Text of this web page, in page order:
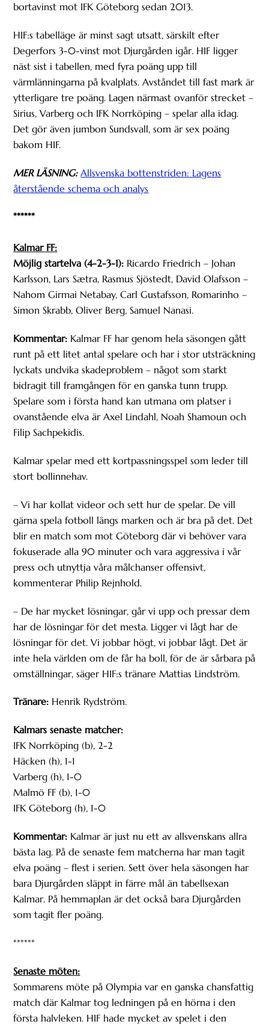
bortavinst mot IFK Göteborg sedan 2013.
HIF:s tabelläge är minst sagt utsatt, särskilt efter
Degerfors 3-0-vinst mot Djurgården igår. HIF ligger
näst sist i tabellen, med fyra poäng upp till
värmlänningarna på kvalplats. Avståndet till fast mark är
ytterligare tre poäng. Lagen närmast ovanför strecket –
Sirius, Varberg och IFK Norrköping – spelar alla idag.
Det gör även jumbon Sundsvall, som är sex poäng
bakom HIF.
MER LÄSNING: Allsvenska bottenstriden: Lagens
återstående schema och analys
******
Kalmar FF:
Möjlig startelva (4-2-3-1): Ricardo Friedrich – Johan
Karlsson, Lars Sætra, Rasmus Sjöstedt, David Olafsson –
Nahom Girmai Netabay, Carl Gustafsson, Romarinho –
Simon Skrabb, Oliver Berg, Samuel Nanasi.
Kommentar: Kalmar FF har genom hela säsongen gått
runt på ett litet antal spelare och har i stor utsträckning
lyckats undvika skadeproblem – något som starkt
bidragit till framgången för en ganska tunn trupp.
Spelare som i första hand kan utmana om platser i
ovanstående elva är Axel Lindahl, Noah Shamoun och
Filip Sachpekidis.
Kalmar spelar med ett kortpassningsspel som leder till
stort bollinnehav.
– Vi har kollat videor och sett hur de spelar. De vill
gärna spela fotboll längs marken och är bra på det. Det
blir en match som mot Göteborg där vi behöver vara
fokuserade alla 90 minuter och vara aggressiva i vår
press och utnyttja våra målchanser offensivt,
kommenterar Philip Rejnhold.
– De har mycket lösningar, går vi upp och pressar dem
har de lösningar för det mesta. Ligger vi lågt har de
lösningar för det. Vi jobbar högt, vi jobbar lågt. Det är
inte hela världen om de får ha boll, för de är sårbara på
omställningar, säger HIF:s tränare Mattias Lindström.
Tränare: Henrik Rydström.
Kalmars senaste matcher:
IFK Norrköping (b), 2-2
Häcken (h), 1-1
Varberg (h), 1-0
Malmö FF (b), 1-0
IFK Göteborg (h), 1-0
Kommentar: Kalmar är just nu ett av allsvenskans allra
bästa lag. På de senaste fem matcherna har man tagit
elva poäng – flest i serien. Sett över hela säsongen har
bara Djurgården släppt in färre mål än tabellsexan
Kalmar. På hemmaplan är det också bara Djurgården
som tagit fler poäng.
******
Senaste möten:
Sommarens möte på Olympia var en ganska chansfattig
match där Kalmar tog ledningen på en hörna i den
första halvleken. HIF hade mycket av spelet i den